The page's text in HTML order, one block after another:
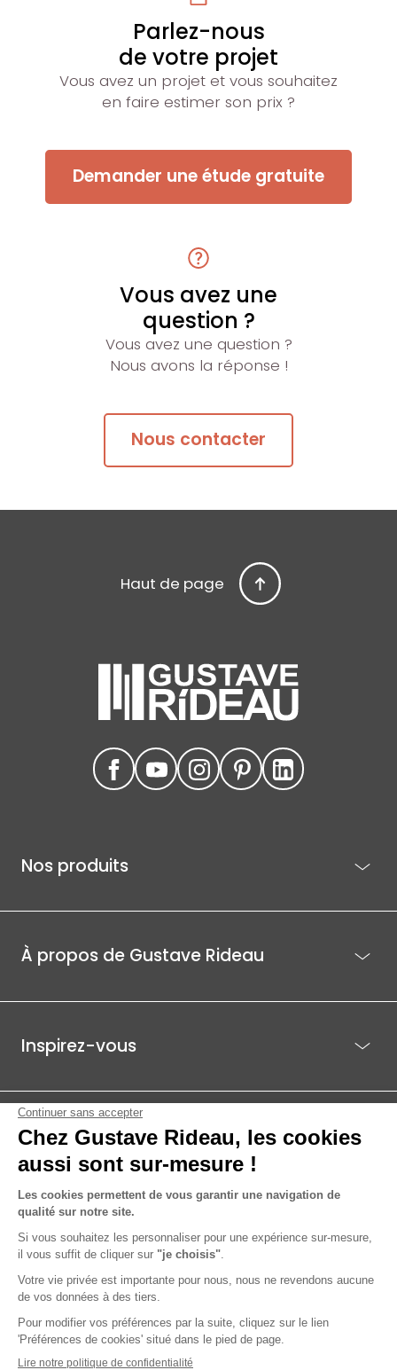
Parlez-nous
de votre projet
Vous avez un projet et vous souhaitez
en faire estimer son prix ?
Demander une étude gratuite
Vous avez une
question ?
Vous avez une question ?
Nous avons la réponse !
Nous contacter
Haut de page
Nos produits
À propos de Gustave Rideau
Inspirez-vous
Je suis déjà client
Gustave Rideau pour les pros
© 2026 Gustave Rideau
ACTI EST - PARC ÉCO 85.1, ROUTE DE BEAUTOUR - 85036 LA ROCHE-
SUR-YON CEDEX